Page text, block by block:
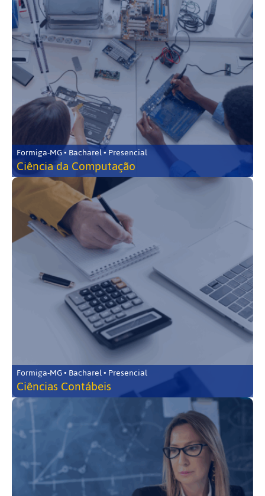
Formiga-MG • Bacharel • Presencial
Ciência da Computação
Formiga-MG • Bacharel • Presencial
Ciências Contábeis